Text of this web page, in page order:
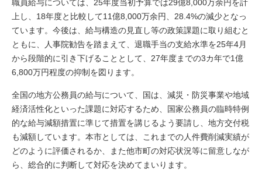
職員給与については、25年度当初予算では29億8,000万余円を計
上し、18年度と比較して11億8,000万余円、28.4%の減少となっ
ています。今後は、給与構造の見直し等の政策課題に取り組むと
ともに、人事院勧告を踏まえて、退職手当の支給水準を25年4月
から段階的に引き下げることとして、27年度までの3カ年で1億
6,800万円程度の抑制を図ります。
全国の地方公務員の給与について、国は、減災・防災事業や地域
経済活性化といった課題に対応するため、国家公務員の臨時特例
的な給与減額措置に準じて措置を講じるよう要請し、地方交付税
も減額しています。本市としては、これまでの人件費削減実績が
どのように評価されるか、また他市町の対応状況等に留意しなが
ら、総合的に判断して対応を決めてまいります。